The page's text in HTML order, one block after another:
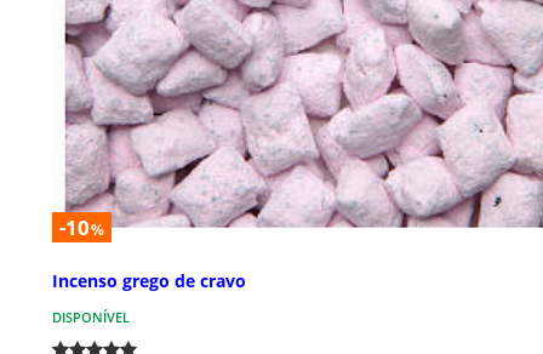
-10%
Incenso grego de cravo
DISPONÍVEL